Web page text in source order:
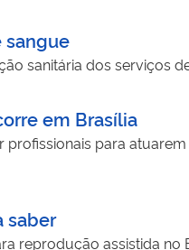
sangue
sanitária dos serviços
em Brasília
para
saber
reprodução assistida